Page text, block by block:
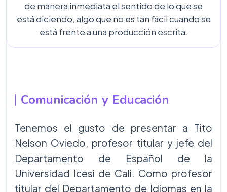
de manera inmediata el sentido de lo que se
está diciendo, algo que no es tan fácil cuando se
está frente a una producción escrita.
Comunicación y Educación
Tenemos el gusto de presentar a Tito
Nelson Oviedo, profesor titular y jefe del
Departamento de Español de la
Universidad Icesi de Cali. Como profesor
titular del Departamento de Idiomas en la